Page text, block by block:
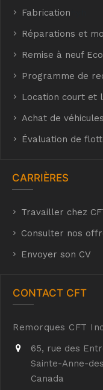
Fabrication
Réparations et
Remise à neuf
Programme de
Location court et
Achat de
Évaluation de
CARRIÈRES
Travailler chez
Consulter nos
Envoyer son CV
CONTACT CFT
Remorques CFT
65, rue des
Sainte-Anne-
Canada